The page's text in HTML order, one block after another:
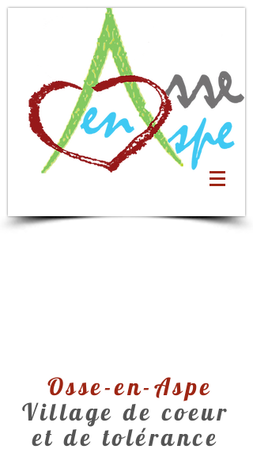
Osse-en-Aspe
Village de coeur
et de tolérance